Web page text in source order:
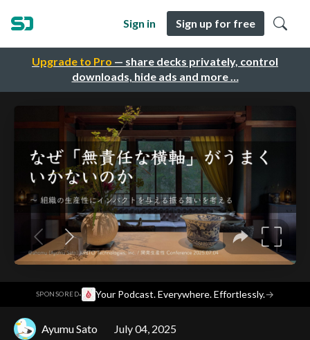
Upgrade to Pro — share decks privately, control
downloads, hide ads and more …
Sign in Sign up for free
SPONSORED· Your Podcast. Everywhere. Effortlessly.→
Ayumu Sato July 04, 2025